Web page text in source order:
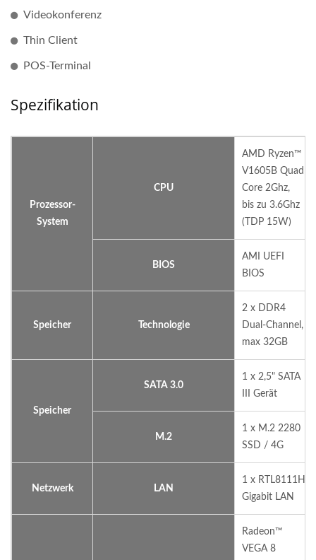
Videokonferenz
Thin Client
POS-Terminal
Spezifikation
Prozessor-
System
CPU
AMD Ryzen™
V1605B Quad
Core 2Ghz,
bis zu 3.6Ghz
(TDP 15W)
BIOS
AMI UEFI
BIOS
Speicher Technologie
2 x DDR4
Dual-Channel,
max 32GB
Speicher
SATA 3.0
1 x 2,5" SATA
III Gerät
M.2
1 x M.2 2280
SSD / 4G
Netzwerk LAN
1 x RTL8111H
Gigabit LAN
Radeon™
VEGA 8